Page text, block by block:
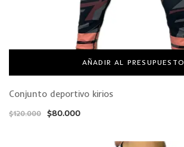
AÑADIR AL PRESUPUESTO
Conjunto deportivo kirios
$120.000 $80.000